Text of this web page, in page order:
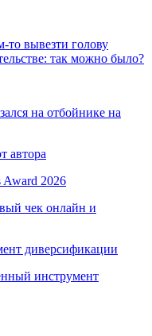
то вывезти голову
так можно было?
на отбойнике на
автора
Award 2026
чек онлайн и
диверсификации
инструмент